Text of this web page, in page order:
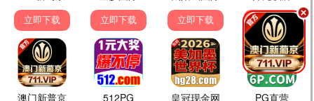
暗香浮动
年代 / 传奇 / 全40集